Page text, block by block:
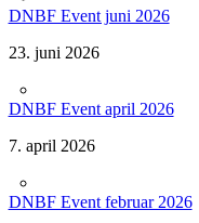
DNBF Event juni 2026
23. juni 2026
DNBF Event april 2026
7. april 2026
DNBF Event februar 2026